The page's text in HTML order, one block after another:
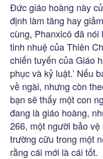
Đức giáo hoàng này
định làm tăng hay
cùng, Phanxicô đã nói
tinh nhuệ của Thiên
chiến tuyến của Giáo
phục và kỷ luật.’ Nếu
về ngài, nhưng còn
bạn sẽ thấy một con
đang là giáo hoàng,
266, một người bảo
trường cữu trong một
rằng cái mới là cái tốt.